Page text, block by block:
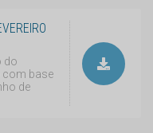
do
com base
de